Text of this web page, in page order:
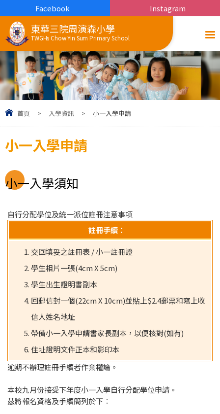
東華三院周演森小學
TWGHs Chow Yin Sum Primary School
Facebook Instagram
首頁 > 入學資訊 > 小一入學申請
小一入學申請
小一入學須知
自行分配學位及統一派位註冊注意事項
註冊手續：
交回填妥之註冊表 / 小一註冊證
學生相片一張(4cm X 5cm)
學生出生證明書副本
回郵信封一個(22cm X 10cm)並貼上$2.4郵票和寫上收
信人姓名地址
帶備小一入學申請書家長副本，以便核對(如有)
住址證明文件正本和影印本
逾期不辦理註冊手續者作棄權論。
本校九月份接受下年度小一入學自行分配學位申請。
茲將報名資格及手續簡列於下︰